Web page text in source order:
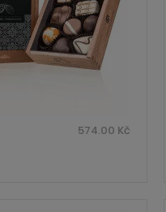
574.00 Kč